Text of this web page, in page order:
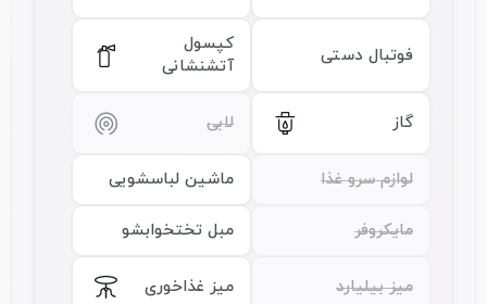
فوتبال دستی
کپسول
آتشنشانی
گاز لابی
لوازم سرو غذا ماشین لباسشویی
مایکروفر مبل تختخوابشو
میز بیلیارد میز غذاخوری